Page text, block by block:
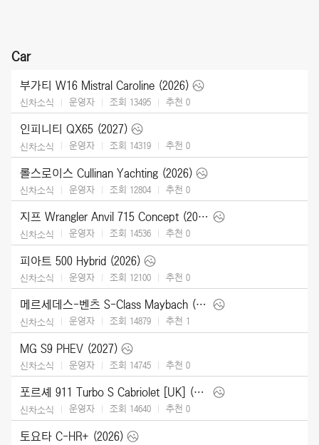
Car
부가티 W16 Mistral Caroline (2026)
신차소식 운영자 조회 13495 추천 0
인피니티 QX65 (2027)
신차소식 운영자 조회 14319 추천 0
롤스로이스 Cullinan Yachting (2026)
신차소식 운영자 조회 12804 추천 0
지프 Wrangler Anvil 715 Concept (2026)
신차소식 운영자 조회 14536 추천 0
피아트 500 Hybrid (2026)
신차소식 운영자 조회 12100 추천 0
메르세데스-벤츠 S-Class Maybach (2027)
신차소식 운영자 조회 14879 추천 1
MG S9 PHEV (2027)
신차소식 운영자 조회 14745 추천 0
포르셰 911 Turbo S Cabriolet [UK] (2026)
신차소식 운영자 조회 14640 추천 0
토요타 C-HR+ (2026)